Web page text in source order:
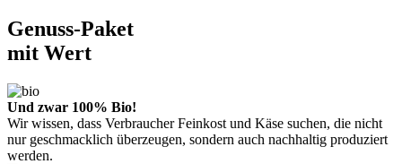
Genuss-Paket
mit Wert
Und zwar 100% Bio!
Wir wissen, dass Verbraucher Feinkost und Käse suchen, die nicht
nur geschmacklich überzeugen, sondern auch nachhaltig produziert
werden.